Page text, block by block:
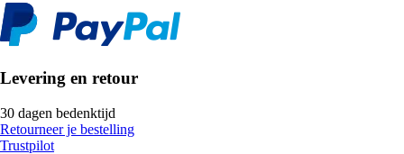
Levering en retour
30 dagen bedenktijd
Retourneer je bestelling
Trustpilot